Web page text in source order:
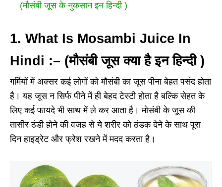
(मौसंबी जूस के नुकसान इन हिन्दी )
1. What Is Mosambi Juice In
Hindi :– (मौसंबी जूस क्या है इन हिन्दी )
गर्मियों में अक्सर कई लोगों को मौसंबी का जूस पीना बेहत पसंद होता
है। यह जूस न सिर्फ पीने में ही बेहद टेस्टी होता है बल्कि सेहत के
लिए कई फायदे भी साथ में ले कर आता है। मोसंबी के जूस की
तासीर ठंडी होने की वजह से ये शरीर को ठंडक देने के साथ पूरा
दिन हाइड्रेट और फ्रेश रखने में मदद करता है।